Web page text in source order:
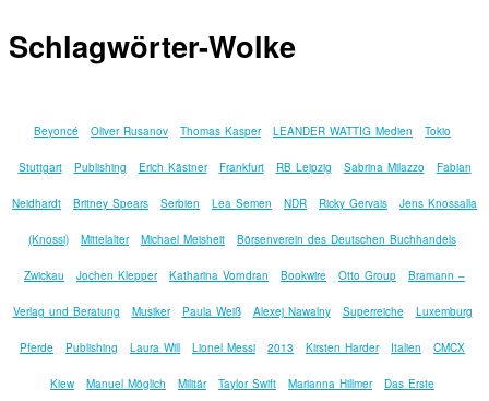
Schlagwörter-Wolke
Beyoncé Oliver Rusanov Thomas Kasper LEANDER WATTIG Medien Tokio
Stuttgart Publishing Erich Kästner Frankfurt RB Leipzig Sabrina Milazzo Fabian
Neidhardt Britney Spears Serbien Lea Semen NDR Ricky Gervais Jens Knossalla
(Knossi) Mittelalter Michael Meisheit Börsenverein des Deutschen Buchhandels
Zwickau Jochen Klepper Katharina Vorndran Bookwire Otto Group Bramann –
Verlag und Beratung Musiker Paula Weiß Alexej Nawalny Superreiche Luxemburg
Pferde Publishing Laura Will Lionel Messi 2013 Kirsten Harder Italien CMCX
Kiew Manuel Möglich Militär Taylor Swift Marianna Hillmer Das Erste